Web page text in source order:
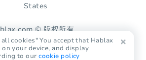
States
© 版权所有。
cookies" You accept that Hablax
your device, and display
to ourcookie policy